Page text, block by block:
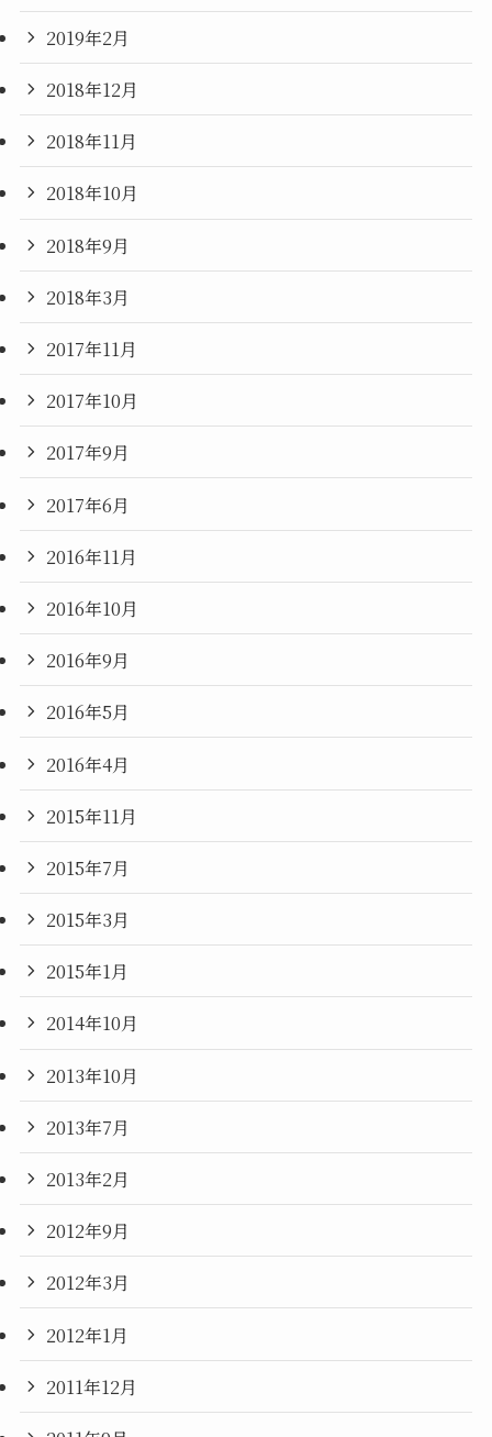
2019年2月
2018年12月
2018年11月
2018年10月
2018年9月
2018年3月
2017年11月
2017年10月
2017年9月
2017年6月
2016年11月
2016年10月
2016年9月
2016年5月
2016年4月
2015年11月
2015年7月
2015年3月
2015年1月
2014年10月
2013年10月
2013年7月
2013年2月
2012年9月
2012年3月
2012年1月
2011年12月